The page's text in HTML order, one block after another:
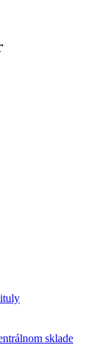
sklade